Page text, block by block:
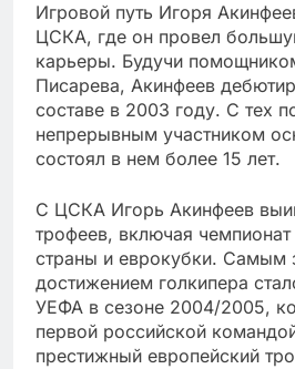
Игровой путь Игоря
ЦСКА, где он провел
карьеры. Будучи
Писарева, Акинфеев
составе в 2003 году. С тех
непрерывным участником
состоял в нем более 15 лет.
С ЦСКА Игорь Акинфеев
трофеев, включая
страны и еврокубки. Самым
достижением голкипера
УЕФА в сезоне 2004/2005,
первой российской
престижный европейский